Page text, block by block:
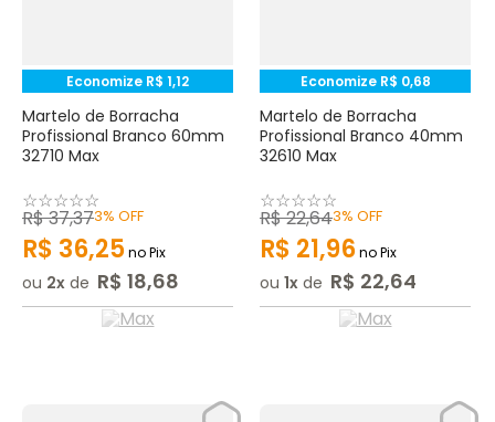
Economize R$ 1,12
Martelo de Borracha
Profissional Branco 60mm
32710 Max
☆☆☆☆☆
R$37,373% OFF
R$ 36,25no Pix
ou 2 de R$ 18,68
Economize R$ 0,68
Martelo de Borracha
Profissional Branco 40mm
32610 Max
☆☆☆☆☆
R$22,643% OFF
R$ 21,96no Pix
ou 1 de R$ 22,64